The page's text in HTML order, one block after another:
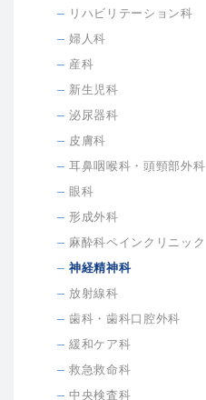
リハビリテーション科
婦人科
産科
新生児科
泌尿器科
皮膚科
耳鼻咽喉科・頭頸部外科
眼科
形成外科
麻酔科ペインクリニック
神経精神科
放射線科
歯科・歯科口腔外科
緩和ケア科
救急救命科
中央検査科